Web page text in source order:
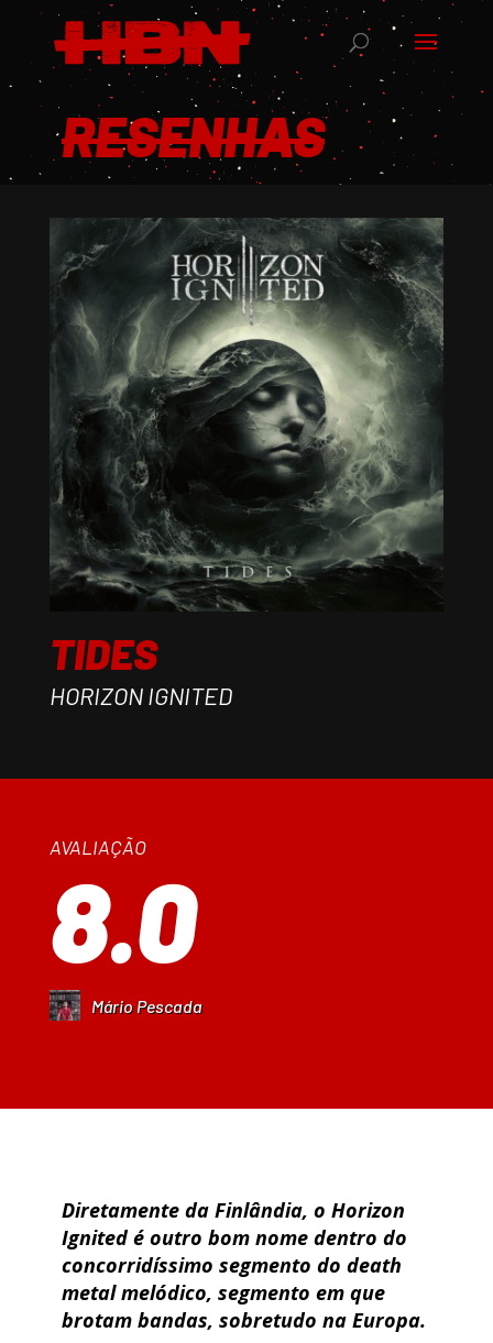
RESENHAS
TIDES
HORIZON IGNITED
AVALIAÇÃO
8.0
Mário Pescada
Diretamente da Finlândia, o Horizon
Ignited é outro bom nome dentro do
concorridíssimo segmento do death
metal melódico, segmento em que
brotam bandas, sobretudo na Europa.